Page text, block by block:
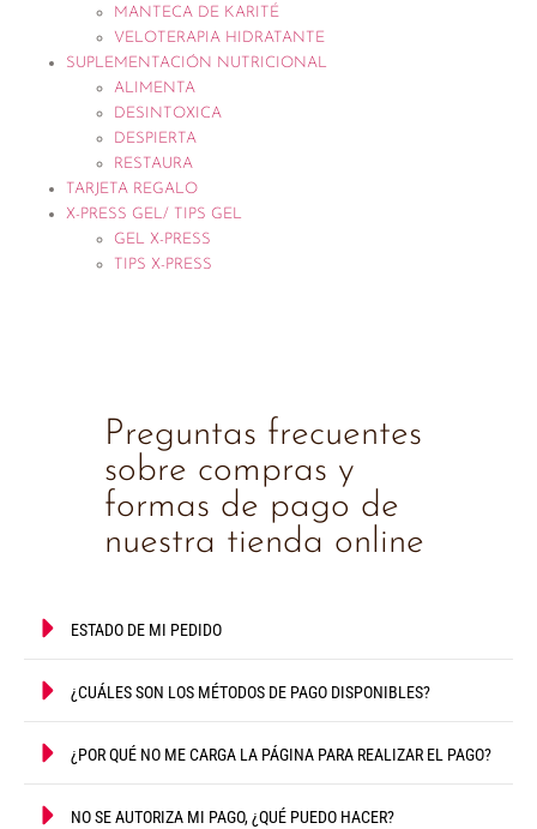
MANTECA DE KARITÉ
VELOTERAPIA HIDRATANTE
SUPLEMENTACIÓN NUTRICIONAL
ALIMENTA
DESINTOXICA
DESPIERTA
RESTAURA
TARJETA REGALO
X-PRESS GEL/ TIPS GEL
GEL X-PRESS
TIPS X-PRESS
Preguntas frecuentes
sobre compras y
formas de pago de
nuestra tienda online
ESTADO DE MI PEDIDO
¿CUÁLES SON LOS MÉTODOS DE PAGO DISPONIBLES?
¿POR QUÉ NO ME CARGA LA PÁGINA PARA REALIZAR EL PAGO?
NO SE AUTORIZA MI PAGO, ¿QUÉ PUEDO HACER?